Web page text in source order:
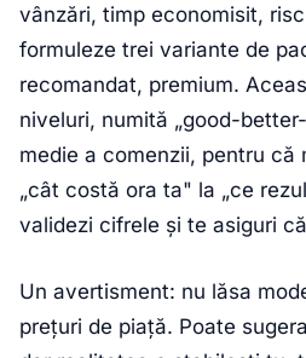
vânzări, timp economisit,
formuleze trei variante de
recomandat, premium.
niveluri, numită „good-
medie a comenzii, pentru că
„cât costă ora ta" la „ce
validezi cifrele și te asiguri
Un avertisment: nu lăsa
prețuri de piață. Poate